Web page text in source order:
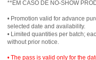
• Promotion valid for advance
selected date and availability.
• Limited quantities per batch;
without prior notice.
• The pass is valid only for the